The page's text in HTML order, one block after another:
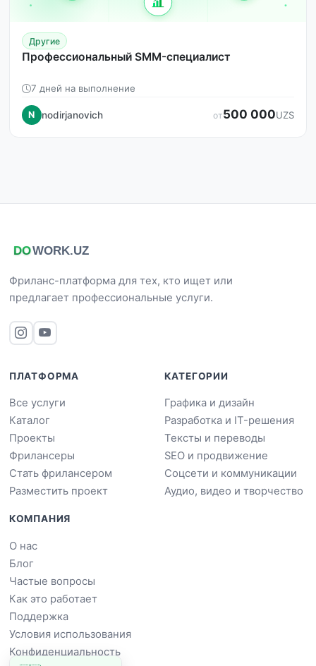
Другие
Профессиональный SMM-специалист
7 дней на выполнение
N nodirjanovich от500 000UZS
Фриланс-платформа для тех, кто ищет или
предлагает профессиональные услуги.
ПЛАТФОРМА
Все услуги
Каталог
Проекты
Фрилансеры
Стать фрилансером
Разместить проект
КАТЕГОРИИ
Графика и дизайн
Разработка и IT-решения
Тексты и переводы
SEO и продвижение
Соцсети и коммуникации
Аудио, видео и творчество
КОМПАНИЯ
О нас
Блог
Частые вопросы
Как это работает
Поддержка
Условия использования
Конфиденциальность